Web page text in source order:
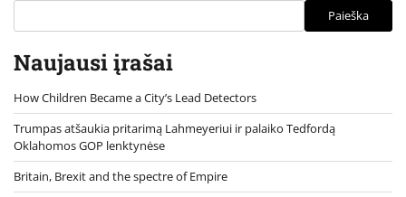
Paieška
Naujausi įrašai
How Children Became a City’s Lead Detectors
Trumpas atšaukia pritarimą Lahmeyeriui ir palaiko Tedfordą
Oklahomos GOP lenktynėse
Britain, Brexit and the spectre of Empire